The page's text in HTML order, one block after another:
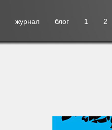
журнал блог 1 2